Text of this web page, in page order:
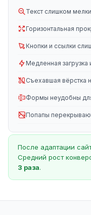
Текст слишком
Горизонтальная
Кнопки и ссылки
Медленная
Съехавшая вёрстка
Формы неудобны
Попапы
После адаптации
Средний рост
3 раза.